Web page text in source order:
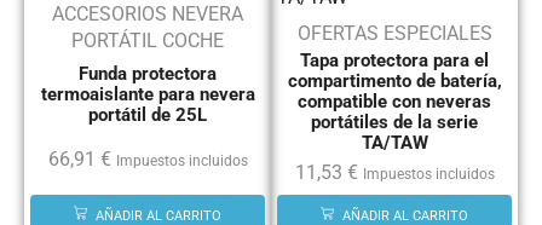
ACCESORIOS NEVERA
PORTÁTIL COCHE
Funda protectora
termoaislante para nevera
portátil de 25L
66,91 € Impuestos incluidos
AÑADIR AL CARRITO
OFERTAS ESPECIALES
Tapa protectora para el
compartimento de batería,
compatible con neveras
portátiles de la serie
TA/TAW
11,53 € Impuestos incluidos
AÑADIR AL CARRITO